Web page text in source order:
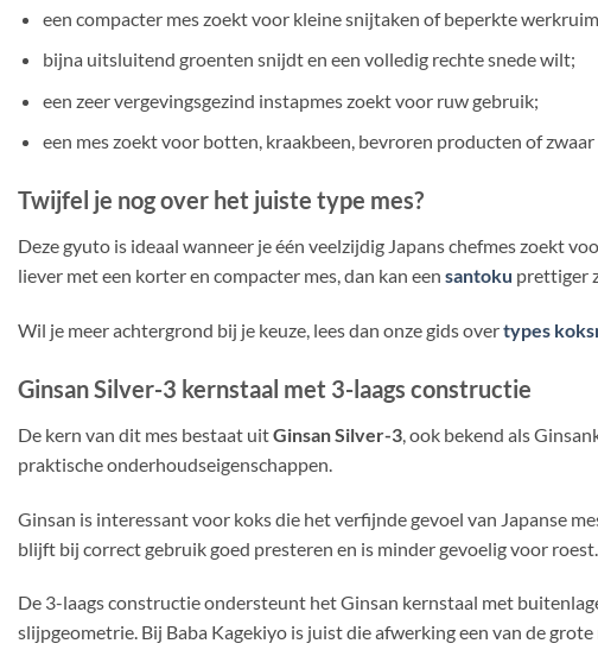
een compacter mes zoekt voor kleine snijtaken of beperkte
bijna uitsluitend groenten snijdt en een volledig rechte snede wilt;
een zeer vergevingsgezind instapmes zoekt voor ruw gebruik;
een mes zoekt voor botten, kraakbeen, bevroren producten of
Twijfel je nog over het juiste type mes?
Deze gyuto is ideaal wanneer je één veelzijdig Japans chefmes zoekt
liever met een korter en compacter mes, dan kan een santoku prettiger
Wil je meer achtergrond bij je keuze, lees dan onze gids overtypes
Ginsan Silver-3 kernstaal met 3-laags constructie
De kern van dit mes bestaat uitGinsan Silver-3 , ook bekend als
praktische onderhoudseigenschappen.
Ginsan is interessant voor koks die het verfijnde gevoel van Japanse
blijft bij correct gebruik goed presteren en is minder gevoelig voor roest.
De 3-laags constructie ondersteunt het Ginsan kernstaal met
slijpgeometrie. Bij Baba Kagekiyo is juist die afwerking een van de